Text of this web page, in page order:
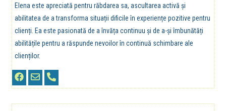
Elena este apreciată pentru răbdarea sa, ascultarea activă și
abilitatea de a transforma situații dificile în experiențe pozitive pentru
clienți. Ea este pasionată de a învăța continuu și de a-și îmbunătăți
abilitățile pentru a răspunde nevoilor în continuă schimbare ale
clienților.